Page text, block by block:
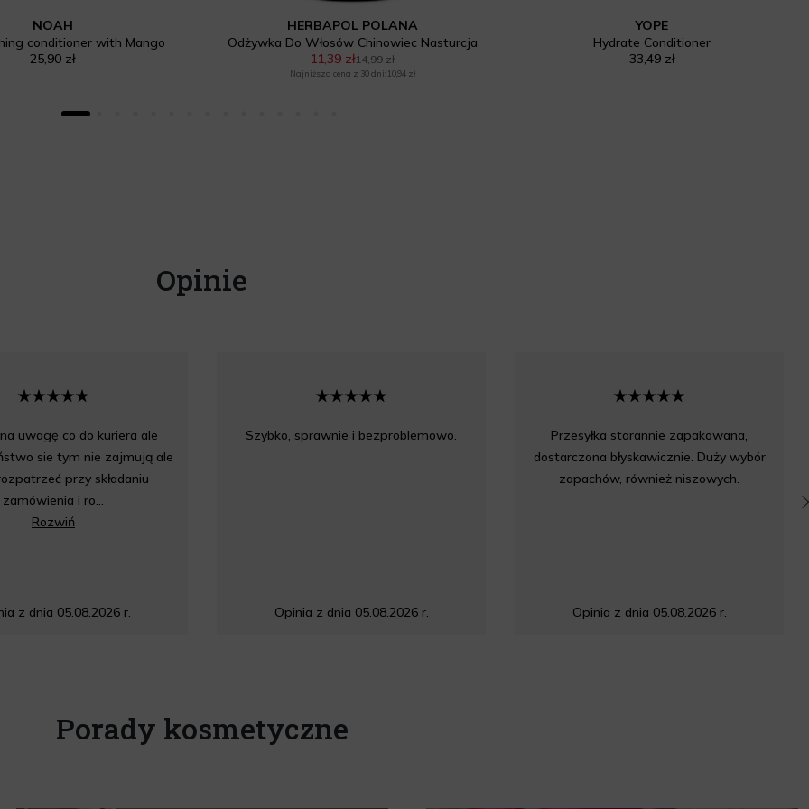
NOAH
conditioner with Mango
25,90 zł
HERBAPOL POLANA
Odżywka Do Włosów Chinowiec Nasturcja
11,39 zł14,99 zł
Najniższa cena z 30 dni: 10,94 zł
YOPE
Hydrate Conditioner
33,49 zł
Opinie
uwagę co do kuriera ale
sie tym nie zajmują ale
przy składaniu
zamówienia i ro...
Rozwiń
z dnia 05.08.2026 r.
Szybko, sprawnie i bezproblemowo.
Opinia z dnia 05.08.2026 r.
Przesyłka starannie zapakowana,
dostarczona błyskawicznie. Duży wybór
zapachów, również niszowych.
Opinia z dnia 05.08.2026 r.
Porady kosmetyczne